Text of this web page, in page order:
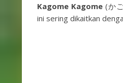
Kagome Kagome(か
ini sering dikaitkan